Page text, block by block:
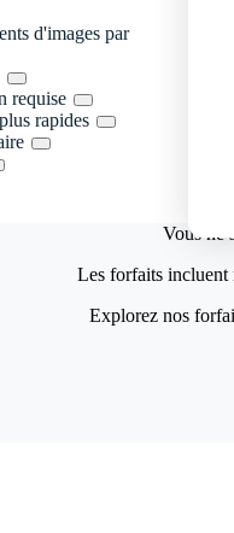
d'images par
requise
rapides
Vous ne
Les forfaits incluent
Explorez nos